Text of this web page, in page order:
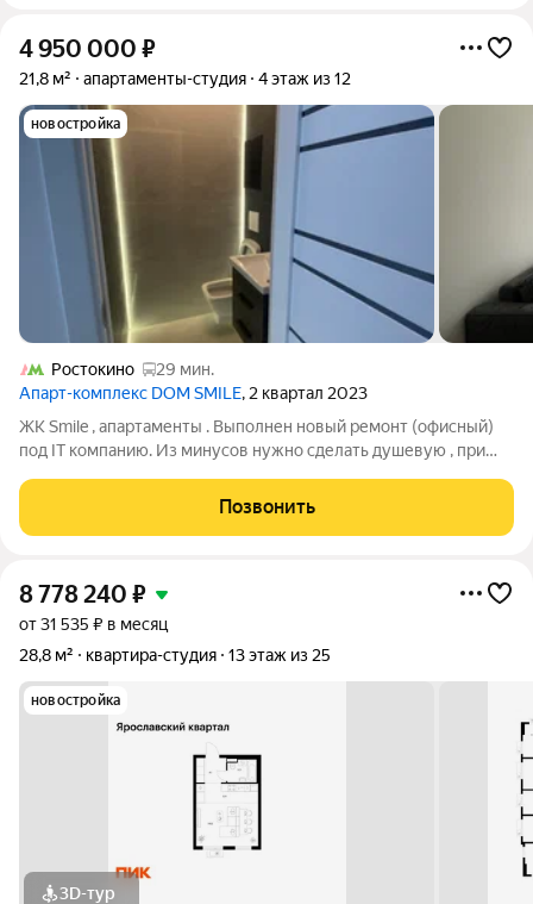
4 950 000 ₽
21,8 м² апартаменты-студия 4 этаж из 12
новостройка
Ростокино
29 мин.
Апарт-комплекс DOM SMILE, 2 квартал 2023
ЖК Smile , апартаменты . Выполнен новый ремонт (офисный)
под IT компанию. Из минусов нужно сделать душевую , при
необходимости в душе для офиса) . Есть небольшая кладовая .
Хорошая электрика .
Позвонить
8 778 240 ₽
от 31 535 ₽ в месяц
28,8 м²
квартира-студия 13 этаж из 25
новостройка
3D-тур